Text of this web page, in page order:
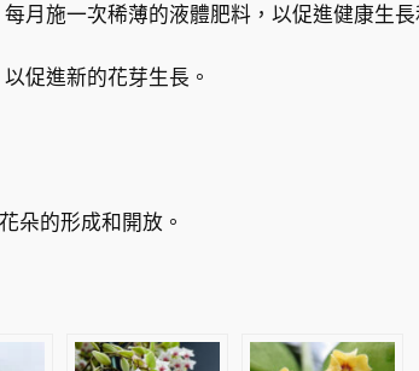
月施一次稀薄的液體肥料，以促進健康生
促進新的花芽生長。
朵的形成和開放。